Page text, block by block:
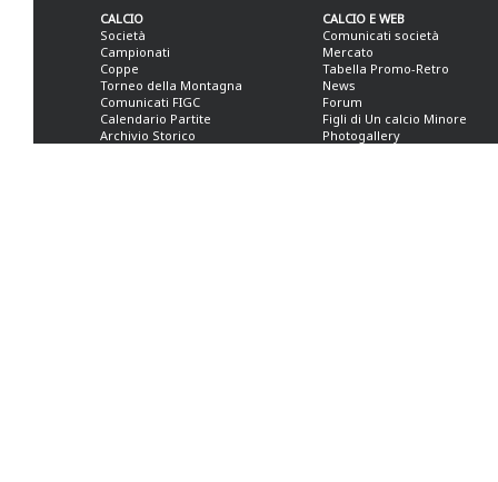
CALCIO
Società
Campionati
Coppe
Torneo della Montagna
Comunicati FIGC
Calendario Partite
Archivio Storico
CALCIO E WEB
Comunicati società
Mercato
Tabella Promo-Retro
News
Forum
Figli di Un calcio Minore
Photogallery